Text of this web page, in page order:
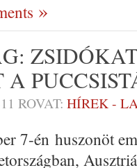
A
ROVAT: HÍREK -
7-én huszonöt